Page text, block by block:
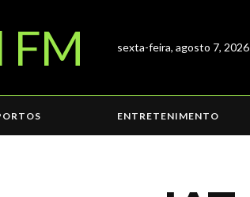
sexta-feira, agosto 7, 2026
ENTRETENIMENTO